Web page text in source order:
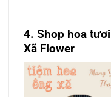
4. Shop hoa
Xã Flower